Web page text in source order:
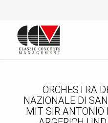
ORCHESTRA
NAZIONALE DI
MIT SIR ANTONIO